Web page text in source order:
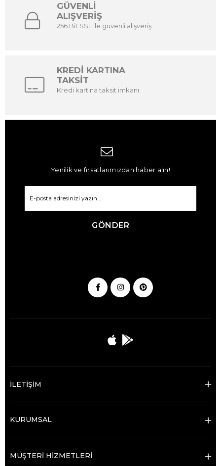
GÜVENLİ
ALIŞVERİŞ
256 Bit SSL ile güvenli alışveriş
KREDİ KARTINA
TAKSİT
Kredi kartına taksit imkanı
Yenilik ve fırsatlarımızdan haber alın!
GÖNDER
İLETİŞİM
KURUMSAL
MÜŞTERİ HİZMETLERİ